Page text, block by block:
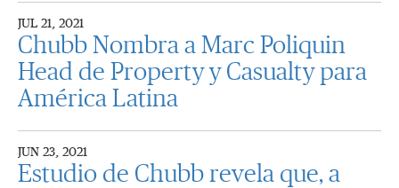
JUL 21, 2021
Chubb Nombra a Marc Poliquin
Head de Property y Casualty para
América Latina
JUN 23, 2021
Estudio de Chubb revela que, a